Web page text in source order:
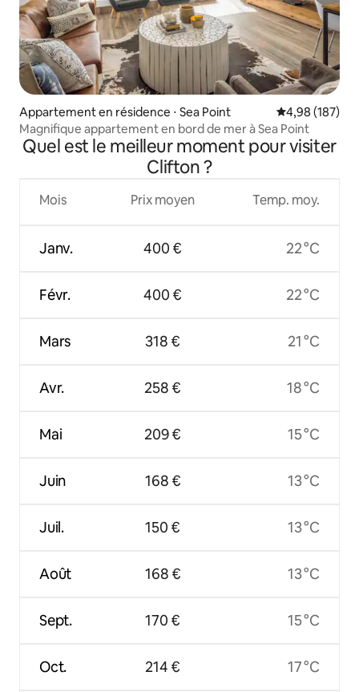
Appartement en résidence ⋅ Sea Point Évaluation
4,98 (187)
Magnifique appartement en bord de mer à Sea Point
Quel est le meilleur moment pour visiter
Clifton ?
Mois
Janv.
Févr.
Mars
Avr.
Mai
Juin
Juil.
Août
Sept.
Oct.
Prix moyen
400 €
400 €
318 €
258 €
209 €
168 €
150 €
168 €
170 €
214 €
Temp. moy.
22 °C
22 °C
21 °C
18 °C
15 °C
13 °C
13 °C
13 °C
15 °C
17 °C